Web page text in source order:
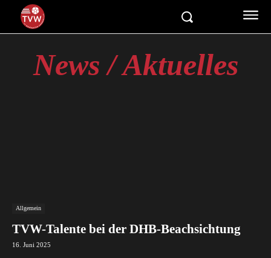
News / Aktuelles
Allgemein
TVW-Talente bei der DHB-Beachsichtung
16. Juni 2025